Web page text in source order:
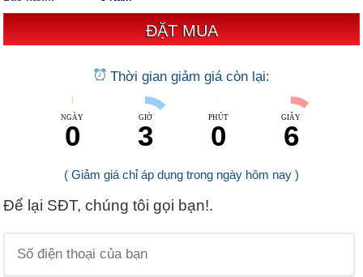
Thời gian giảm giá còn lại:
NGÀY
0
GIỜ
3
PHÚT
0
GIÂY
5
( Giảm giá chỉ áp dụng trong ngày hôm nay )
Để lại SĐT, chúng tôi gọi bạn!.